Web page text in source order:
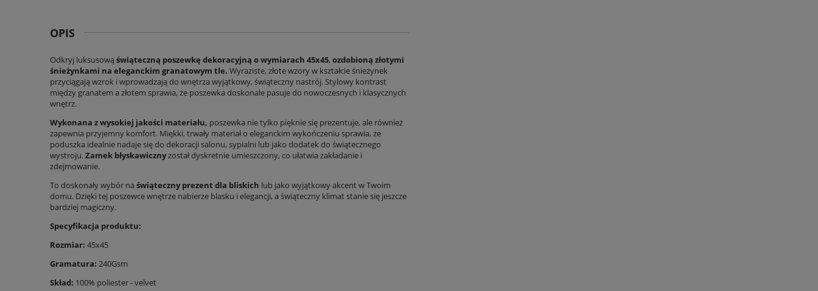
OPIS
Odkryj luksusową świąteczną poszewkę dekoracyjną o wymiarach 45x45, ozdobioną złotymi
śnieżynkami na eleganckim granatowym tle. Wyraziste, złote wzory w kształcie śnieżynek
przyciągają wzrok i wprowadzają do wnętrza wyjątkowy, świąteczny nastrój. Stylowy kontrast
między granatem a złotem sprawia, że poszewka doskonale pasuje do nowoczesnych i klasycznych
wnętrz.
Wykonana z wysokiej jakości materiału, poszewka nie tylko pięknie się prezentuje, ale również
zapewnia przyjemny komfort. Miękki, trwały materiał o eleganckim wykończeniu sprawia, że
poduszka idealnie nadaje się do dekoracji salonu, sypialni lub jako dodatek do świątecznego
wystroju.Zamek błyskawicznyzostał dyskretnie umieszczony, co ułatwia zakładanie i
zdejmowanie.
To doskonały wybór na świąteczny prezent dla bliskich lub jako wyjątkowy akcent w Twoim
domu. Dzięki tej poszewce wnętrze nabierze blasku i elegancji, a świąteczny klimat stanie się jeszcze
bardziej magiczny.
Specyfikacja produktu:
Rozmiar: 45x45
Gramatura: 240Gsm
Skład: 100% poliester - velvet